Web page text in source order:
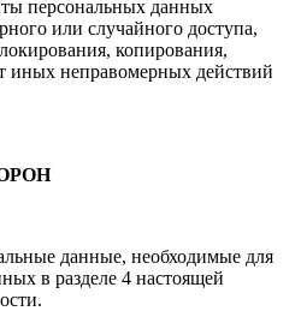
персональных данных
или случайного доступа,
копирования,
иных неправомерных действий
данные, необходимые для
в разделе 4 настоящей